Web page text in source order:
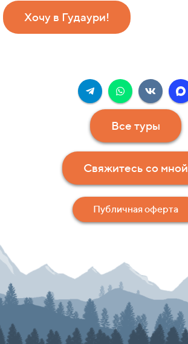
Хочу в Гудаури!
Все туры
Свяжитесь со мной
Публичная оферта